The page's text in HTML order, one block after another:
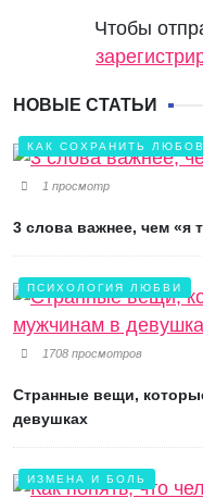
Чтобы
НОВЫЕ СТАТЬИ
КАК СОХРАНИТЬ
1 просмотр
3 слова важнее, чем «я
ПСИХОЛОГИЯ ЛЮБВИ
1708 просмотров
Странные вещи,
девушках
ИЗМЕНА И БОЛЬ